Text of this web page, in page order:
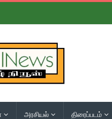
அரசியல் திரைப்படம்